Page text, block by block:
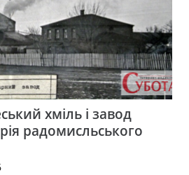
хміль і завод
радомисльського